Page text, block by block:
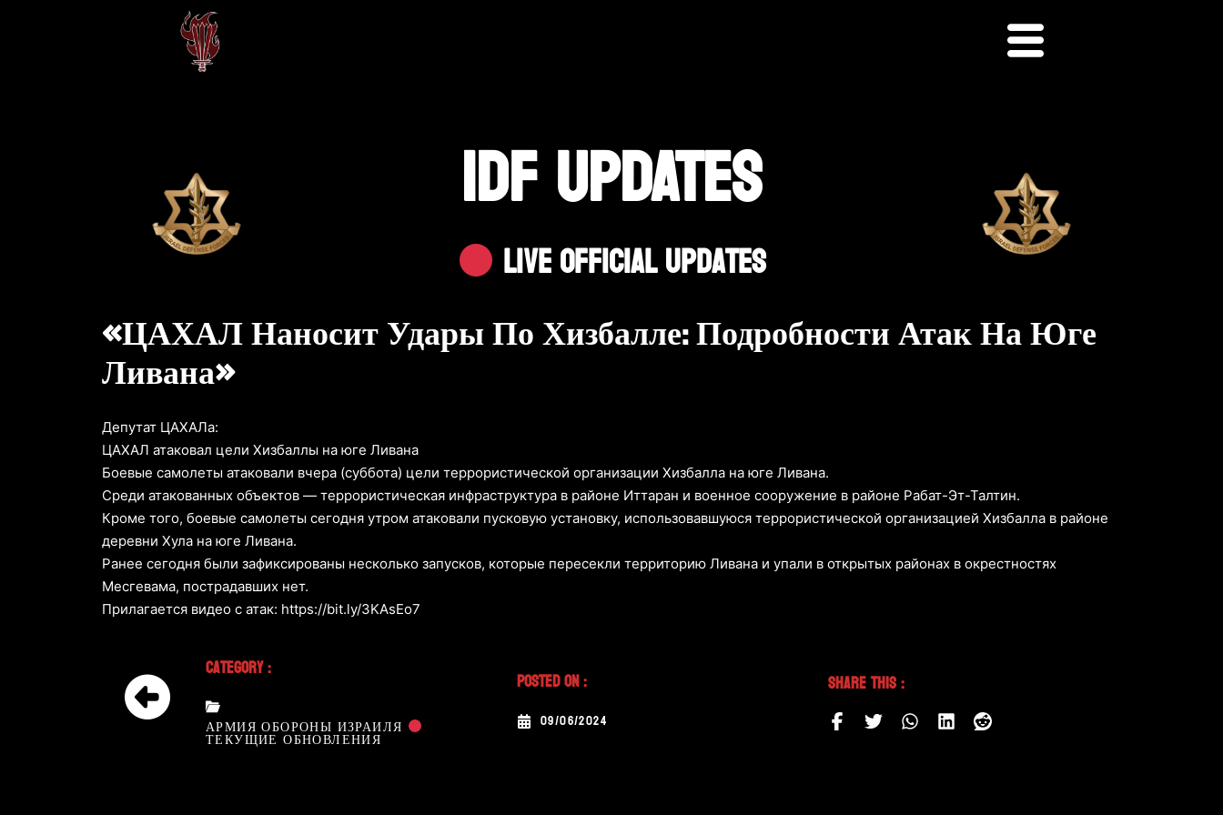
IDF UPDATES
Live Official Updates
«ЦАХАЛ Наносит Удары По Хизбалле: Подробности Атак На Юге
Ливана»
Депутат ЦАХАЛа:
ЦАХАЛ атаковал цели Хизбаллы на юге Ливана
Боевые самолеты атаковали вчера (суббота) цели террористической организации Хизбалла на юге Ливана.
Среди атакованных объектов — террористическая инфраструктура в районе Иттаран и военное сооружение в районе Рабат-Эт-Талтин.
Кроме того, боевые самолеты сегодня утром атаковали пусковую установку, использовавшуюся террористической организацией Хизбалла в районе
деревни Хула на юге Ливана.
Ранее сегодня были зафиксированы несколько запусков, которые пересекли территорию Ливана и упали в открытых районах в окрестностях
Месгевама, пострадавших нет.
Прилагается видео с атак: https://bit.ly/3KAsEo7
Category :
АРМИЯ ОБОРОНЫ ИЗРАИЛЯ
ТЕКУЩИЕ ОБНОВЛЕНИЯ
Posted On :
09/06/2024
Share This :